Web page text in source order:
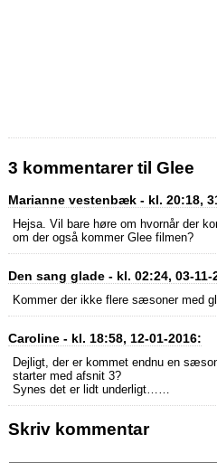
3 kommentarer til Glee
Marianne vestenbæk - kl. 20:18,
Hejsa. Vil bare høre om hvornår der
om der også kommer Glee filmen?
Den sang glade - kl. 02:24, 03-11-
Kommer der ikke flere sæsoner med
Caroline - kl. 18:58, 12-01-2016:
Dejligt, der er kommet endnu en
starter med afsnit 3?
Synes det er lidt underligt……
Skriv kommentar